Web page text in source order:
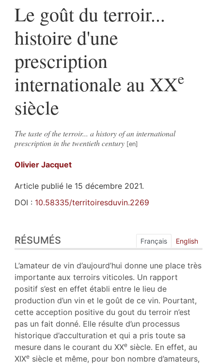
Le goût du terroir...
histoire d'une
prescription
internationale au XXe
siècle
The taste of the terroir... a history of an international
prescription in the twentieth century
Olivier Jacquet
Article publié le 15 décembre 2021.
DOI : 10.58335/territoiresduvin.2269
Index
Plan
Texte
Notes
Illustrations
Citer cet article
Auteur
RÉSUMÉS Français English
L’amateur de vin d’aujourd’hui donne une place très
importante aux terroirs viticoles. Un rapport
positif s’est en effet établi entre le lieu de
production d’un vin et le goût de ce vin. Pourtant,
cette acception positive du gout du terroir n’est
pas un fait donné. Elle résulte d’un processus
historique d’acculturation et qui a pris toute sa
mesure dans le courant du XXe siècle. En effet, au
XIXe siècle et même, pour bon nombre d’amateurs,